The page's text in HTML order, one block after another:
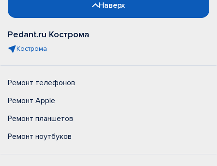
Наверх
Pedant.ru Кострома
Кострома
Ремонт телефонов
Ремонт Apple
Ремонт планшетов
Ремонт ноутбуков